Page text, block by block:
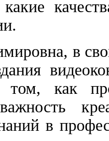
в
как
в